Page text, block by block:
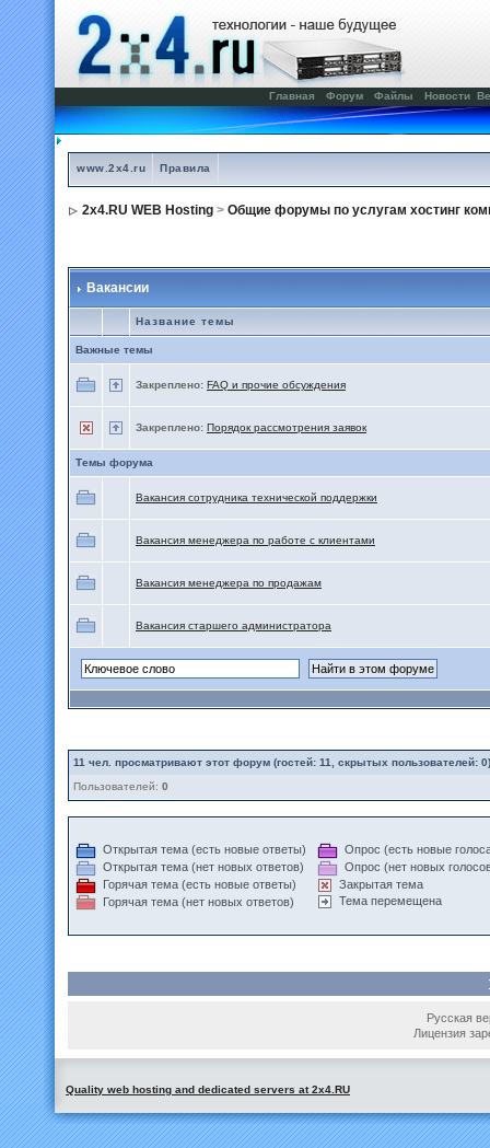
Главная Форум Файлы Новости
www.2x4.ru Правила
2x4.RU WEB Hosting > Общие форумы по услугам хостинг
Вакансии
Название темы
Важные темы
Закреплено: FAQ и прочие обсуждения
Закреплено: Порядок рассмотрения заявок
Темы форума
Вакансия сотрудника технической поддержки
Вакансия менеджера по работе с клиентами
Вакансия менеджера по продажам
Вакансия старшего администратора
11 чел. просматривают этот форум (гостей: 11, скрытых пользователей: 0)
Пользователей: 0
Открытая тема (есть новые ответы)
Открытая тема (нет новых ответов)
Горячая тема (есть новые ответы)
Горячая тема (нет новых ответов)
Опрос (есть новые
Опрос (нет новых
Закрытая тема
Тема перемещена
Русская
Лицензия
Quality web hosting and dedicated servers at 2x4.RU